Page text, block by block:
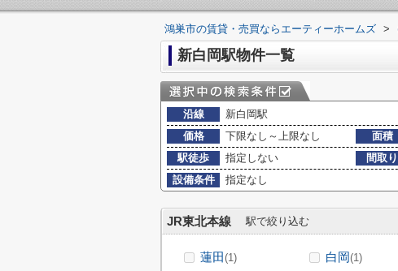
鴻巣市の賃貸・売買ならエーティーホームズ >
新白岡駅物件一覧
沿線
新白岡駅
価格
下限なし～上限なし 面積
駅徒歩
指定しない 間取り
設備条件
指定なし
JR東北本線 駅で絞り込む
蓮田(1) 白岡(1)